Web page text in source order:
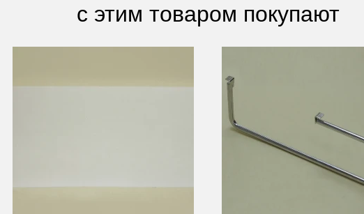
с этим товаром покупают